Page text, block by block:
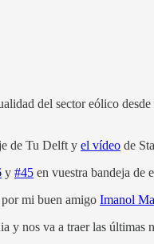
del sector eólico
de Tu Delft y el vídeo de
y #45 en vuestra bandeja de
mi buen amigo Imanol
nos va a traer las últimas